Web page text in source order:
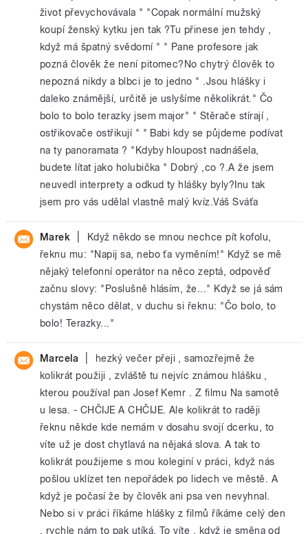
život převychovávala " "Copak normální mužský
koupí ženský kytku jen tak ?Tu přinese jen tehdy ,
když má špatný svědomí " " Pane profesore jak
pozná člověk že není pitomec?No chytrý člověk to
nepozná nikdy a blbci je to jedno " .Jsou hlášky i
daleko známější, určitě je uslyšíme několikrát." Čo
bolo to bolo terazky jsem major" " Stěrače stírají ,
ostřikovače ostřikují " " Babi kdy se půjdeme podívat
na ty panoramata ? "Kdyby hloupost nadnášela,
budete lítat jako holubička " Dobrý ,co ?.A že jsem
neuvedl interprety a odkud ty hlášky byly?Inu tak
jsem pro vás udělal vlastně malý kvíz.Váš Sváťa
Marek
Když někdo se mnou nechce pít kofolu,
řeknu mu: "Napij sa, nebo ťa vyměním!" Když se mě
nějaký telefonní operátor na něco zeptá, odpověď
začnu slovy: "Poslušně hlásím, že..." Když se já sám
chystám něco dělat, v duchu si řeknu: "Čo bolo, to
bolo! Terazky..."
Marcela
hezký večer přeji , samozřejmě že
kolikrát použiji , zvláště tu nejvíc známou hlášku ,
kterou používal pan Josef Kemr . Z filmu Na samotě
u lesa. - CHČIJE A CHČIJE. Ale kolikrát to raději
řeknu někde kde nemám v dosahu svojí dcerku, to
víte už je dost chytlavá na nějaká slova. A tak to
kolikrát použijeme s mou koleginí v práci, když nás
pošlou uklízet ten nepořádek po lidech ve městě. A
když je počasí že by člověk ani psa ven nevyhnal.
Nebo si v práci říkáme hlášky z filmů říkáme celý den
, rychle nám to pak utíká. To víte , když je směna od